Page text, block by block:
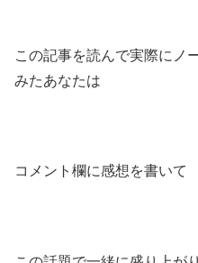
この記事を読んで実際にノ
みたあなたは
コメント欄に感想を書いて